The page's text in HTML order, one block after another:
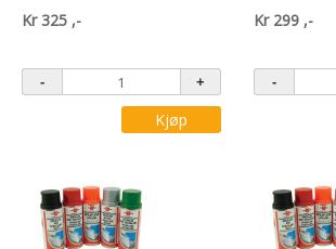
Kr325 ,-
Kjøp
Kr 299 ,-